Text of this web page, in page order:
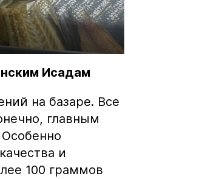
Исадам
на базаре. Все
главным
и
100 граммов